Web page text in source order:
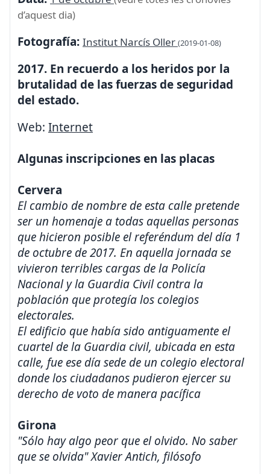
d’aquest dia)
Fotografía: Institut Narcís Oller (2019-01-08)
2017. En recuerdo a los heridos por la
brutalidad de las fuerzas de seguridad
del estado.
Web: Internet
Algunas inscripciones en las placas
Cervera
El cambio de nombre de esta calle pretende
ser un homenaje a todas aquellas personas
que hicieron posible el referéndum del día 1
de octubre de 2017. En aquella jornada se
vivieron terribles cargas de la Policía
Nacional y la Guardia Civil contra la
población que protegía los colegios
electorales.
El edificio que había sido antiguamente el
cuartel de la Guardia civil, ubicada en esta
calle, fue ese día sede de un colegio electoral
donde los ciudadanos pudieron ejercer su
derecho de voto de manera pacífica
Girona
"Sólo hay algo peor que el olvido. No saber
que se olvida" Xavier Antich, filósofo